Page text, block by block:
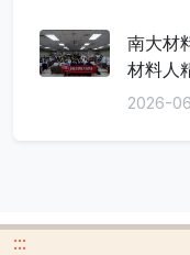
南大材
材料人
2026-
:::